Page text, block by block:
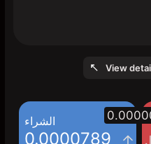
View
الشراء
0.0000789